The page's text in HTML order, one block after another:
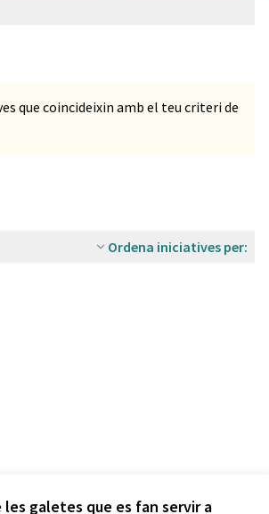
galetes que es fan servir a
que coincideixin amb el teu criteri de
Ordena iniciatives per: